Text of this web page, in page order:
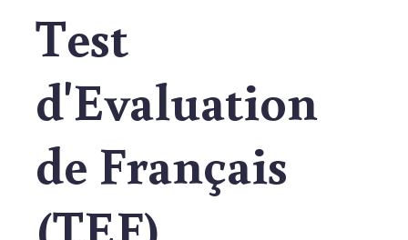
Test
d'Evaluation
de Français